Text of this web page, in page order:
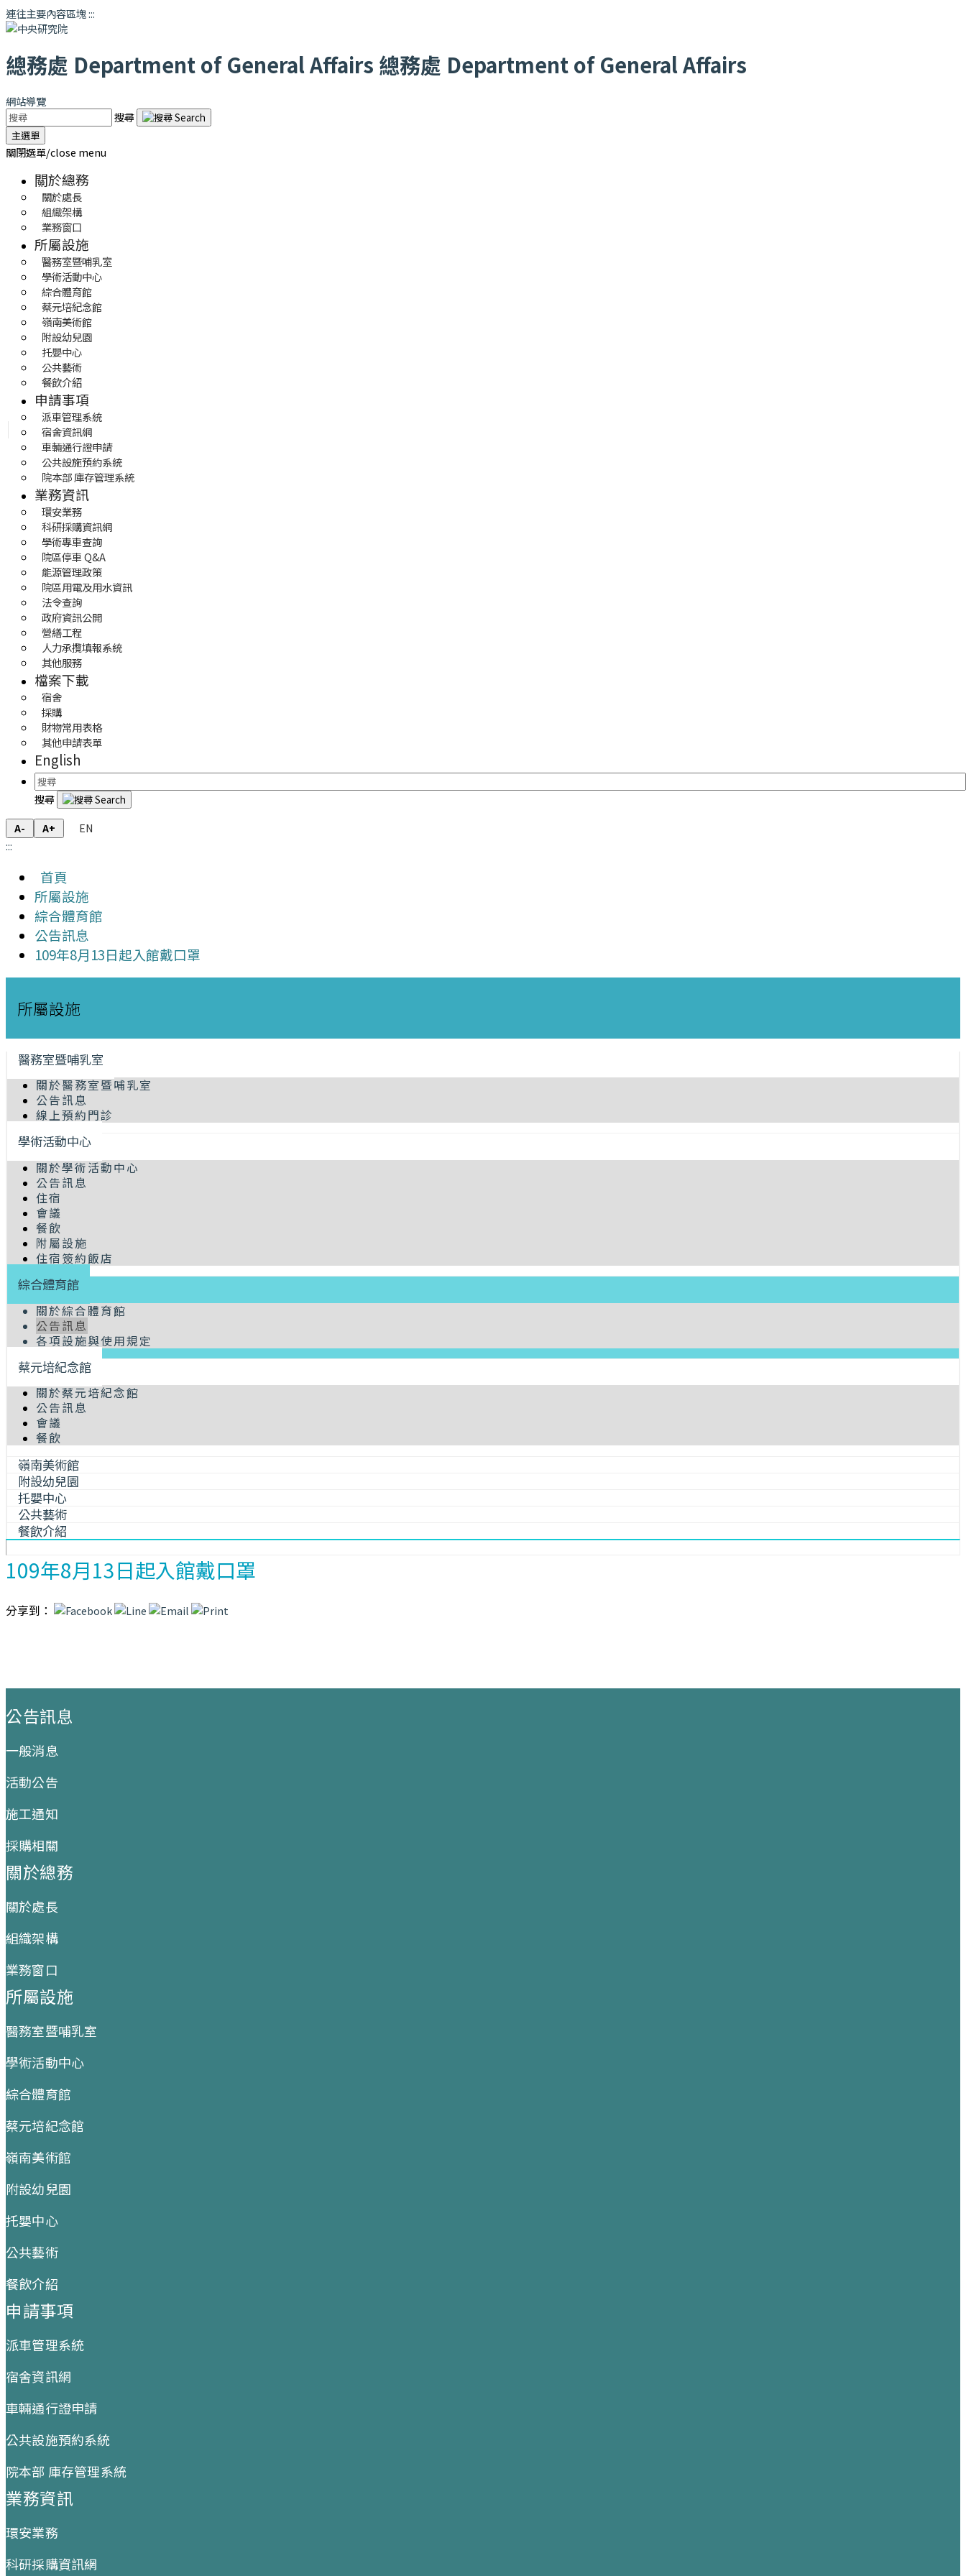
連往主要內容區塊:::
總務處 Department of General Affairs 總務處 Department of General Affairs
網站導覽
搜尋
主選單
關閉選單/close menu
關於總務
關於處長
組織架構
業務窗口
所屬設施
醫務室暨哺乳室
學術活動中心
綜合體育館
蔡元培紀念館
嶺南美術館
附設幼兒園
托嬰中心
公共藝術
餐飲介紹
申請事項
派車管理系統
宿舍資訊網
車輛通行證申請
公共設施預約系統
院本部 庫存管理系統
業務資訊
環安業務
科研採購資訊網
學術專車查詢
院區停車 Q&A
能源管理政策
院區用電及用水資訊
法令查詢
政府資訊公開
營繕工程
人力承攬填報系統
其他服務
檔案下載
宿舍
採購
財物常用表格
其他申請表單
English
搜尋
A- A+
EN
:::
首頁
所屬設施
綜合體育館
公告訊息
109年8月13日起入館戴口罩
所屬設施
醫務室暨哺乳室
關於醫務室暨哺乳室
公告訊息
線上預約門診
學術活動中心
關於學術活動中心
公告訊息
住宿
會議
餐飲
附屬設施
住宿簽約飯店
綜合體育館
關於綜合體育館
公告訊息
各項設施與使用規定
蔡元培紀念館
關於蔡元培紀念館
公告訊息
會議
餐飲
嶺南美術館
附設幼兒園
托嬰中心
公共藝術
餐飲介紹
109年8月13日起入館戴口罩
分享到：
公告訊息
一般消息
活動公告
施工通知
採購相關
關於總務
關於處長
組織架構
業務窗口
所屬設施
醫務室暨哺乳室
學術活動中心
綜合體育館
蔡元培紀念館
嶺南美術館
附設幼兒園
托嬰中心
公共藝術
餐飲介紹
申請事項
派車管理系統
宿舍資訊網
車輛通行證申請
公共設施預約系統
院本部 庫存管理系統
業務資訊
環安業務
科研採購資訊網